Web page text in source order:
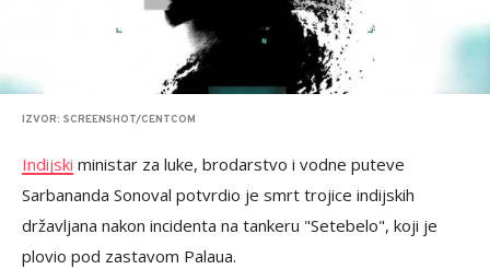
IZVOR: SCREENSHOT/CENTCOM
Indijski ministar za luke, brodarstvo i vodne puteve
Sarbananda Sonoval potvrdio je smrt trojice indijskih
državljana nakon incidenta na tankeru "Setebelo", koji je
plovio pod zastavom Palaua.